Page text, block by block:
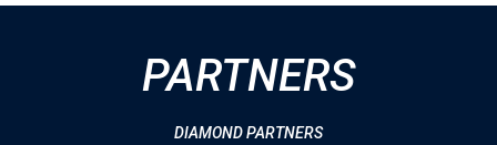
PARTNERS
DIAMOND PARTNERS